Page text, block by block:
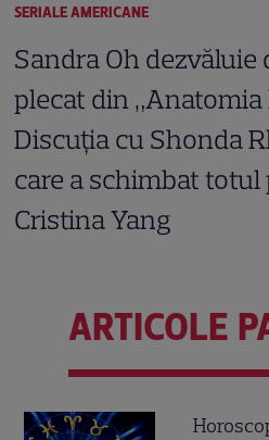
SERIALE AMERICANE
Sandra Oh dezvăluie
plecat din „Anatomia
Discuția cu Shonda
care a schimbat totul
Cristina Yang
ARTICOLE